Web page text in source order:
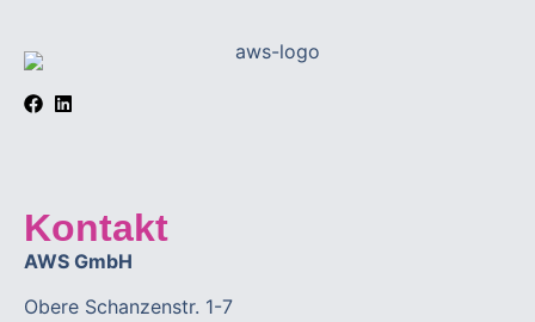
Kontakt
AWS GmbH
Obere Schanzenstr. 1-7